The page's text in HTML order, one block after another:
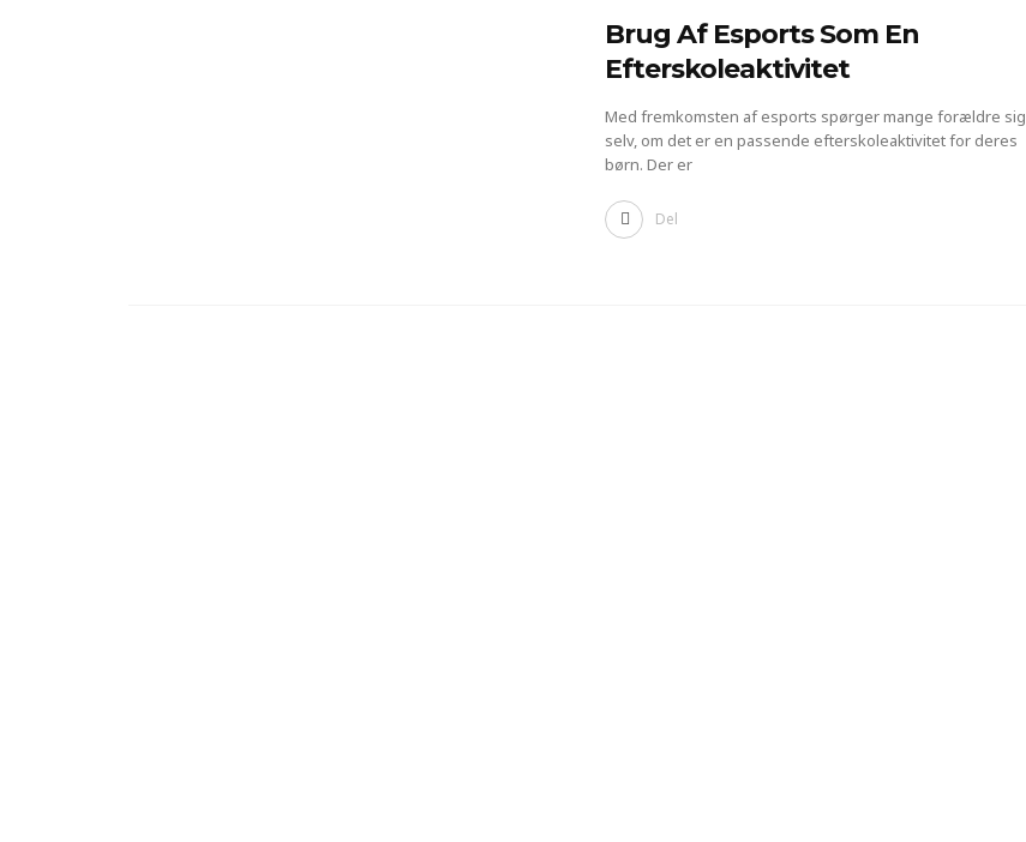
Brug Af Esports Som En
Efterskoleaktivitet
Med fremkomsten af esports spørger mange forældre sig
selv, om det er en passende efterskoleaktivitet for deres
børn. Der er
Del